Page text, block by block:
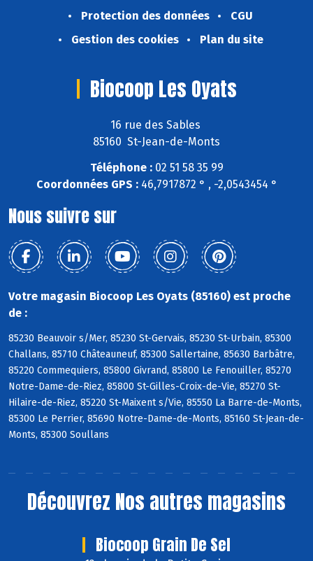
Protection des données
CGU
Gestion des cookies
Plan du site
Biocoop Les Oyats
16 rue des Sables
85160 St-Jean-de-Monts
Téléphone :02 51 58 35 99
Coordonnées GPS :46,7917872 ° , -2,0543454 °
Nous suivre sur
Votre magasin Biocoop Les Oyats (85160) est proche
de :
85230 Beauvoir s/Mer, 85230 St-Gervais, 85230 St-Urbain, 85300
Challans, 85710 Châteauneuf, 85300 Sallertaine, 85630 Barbâtre,
85220 Commequiers, 85800 Givrand, 85800 Le Fenouiller, 85270
Notre-Dame-de-Riez, 85800 St-Gilles-Croix-de-Vie, 85270 St-
Hilaire-de-Riez, 85220 St-Maixent s/Vie, 85550 La Barre-de-Monts,
85300 Le Perrier, 85690 Notre-Dame-de-Monts, 85160 St-Jean-de-
Monts, 85300 Soullans
Découvrez Nos autres magasins
Biocoop Grain De Sel